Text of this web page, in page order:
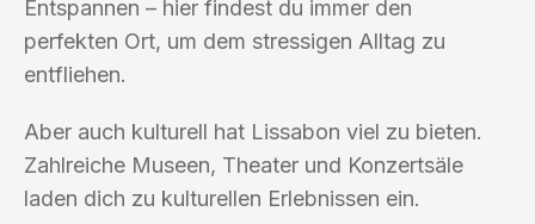
Entspannen – hier findest du immer den
perfekten Ort, um dem stressigen Alltag zu
entfliehen.
Aber auch kulturell hat Lissabon viel zu bieten.
Zahlreiche Museen, Theater und Konzertsäle
laden dich zu kulturellen Erlebnissen ein.